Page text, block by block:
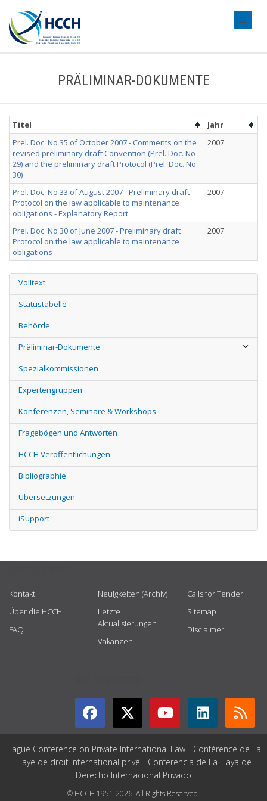
PRÄLIMINAR-DOKUMENTE
Titel
Jahr
Prel. Doc. No 35 of October 2007 - Comments on the
revised preliminary draft Convention (Prel. Doc. No
29) and the preliminary draft Protocol (Prel. Doc. No
30)
2007
Prel. Doc. No 33 of August 2007 - Preliminary draft
Protocol on the law applicable to maintenance
obligations - Explanatory Report
2007
Prel. Doc. No 30 of June 2007 - Preliminary draft
Protocol on the law applicable to maintenance
obligations
2007
Volltext
Statustabelle
Behörde
Präliminar-Dokumente
Spezialkommissionen
Expertengruppen
Konferenzen, Seminare & Workshops
Fragebögen und Antworten
HCCH Veröffentlichungen
Bibliographie
Übersetzungen
iSupport
Kontakt
Über die HCCH
FAQ
Neuigkeiten (Archiv)
Letzte
Aktualisierungen
Vakanzen
Calls for Tender
Sitemap
Disclaimer
Hague Conference on Private International Law - Conférence de La
Haye de droit international privé - Conferencia de La Haya de
Derecho Internacional Privado
© HCCH 1951-2026. All Rights Reserved.